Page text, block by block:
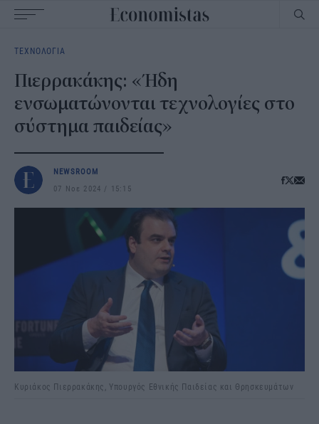
navigation
ΤΕΧΝΟΛΟΓΙΑ
Πιερρακάκης: «Ήδη
ενσωματώνονται τεχνολογίες στο
σύστημα παιδείας»
NEWSROOM
07 Νοε 2024
15:15
Κυριάκος Πιερρακάκης, Υπουργός Εθνικής Παιδείας και Θρησκευμάτων